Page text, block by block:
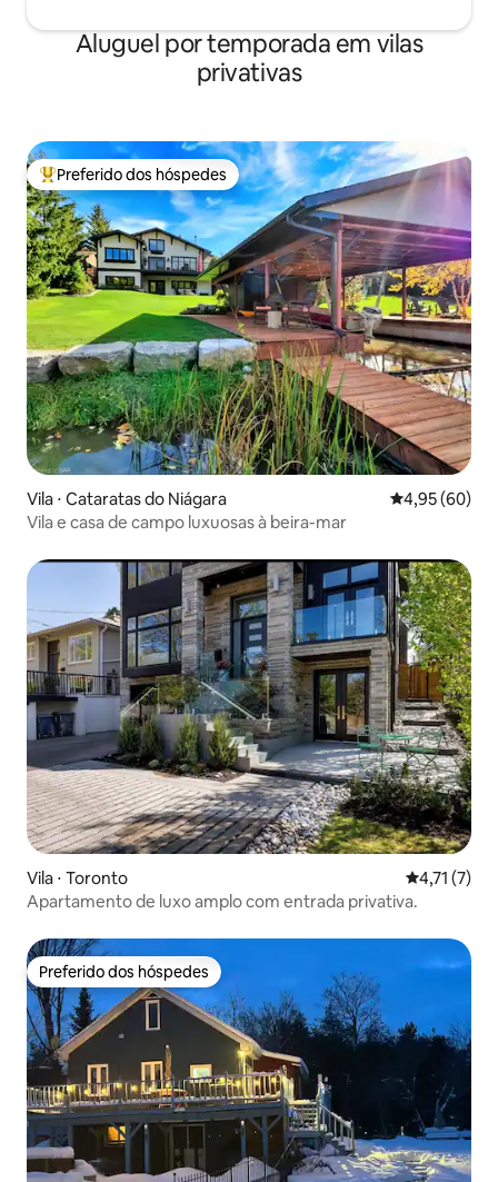
Aluguel por temporada em vilas
privativas
Entre os melhores preferidos dos hóspedes
Preferido dos hóspedes
Vila ⋅ Cataratas do Niágara 4,95 de uma
4,95 (60)
Vila e casa de campo luxuosas à beira-mar
Vila ⋅ Toronto 4,71 de
4,71 (7)
Apartamento de luxo amplo com entrada privativa.
Preferido dos hóspedes
Preferido dos hóspedes